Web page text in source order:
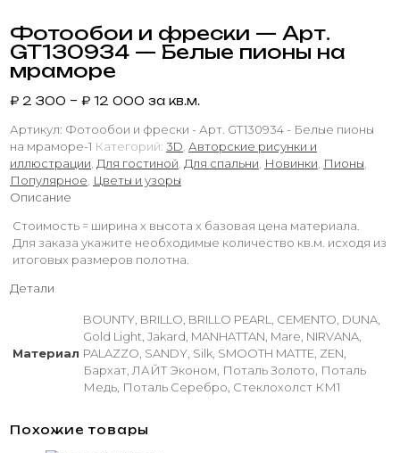
Фотообои и фрески — Арт.
GT130934 — Белые пионы на
мраморе
₽ 2 300 – ₽ 12 000 за кв.м.
Артикул: Фотообои и фрески - Арт. GT130934 - Белые пионы
на мраморе-1 Категорий: 3D, Авторские рисунки и
иллюстрации, Для гостиной, Для спальни, Новинки, Пионы,
Популярное, Цветы и узоры
Описание
Стоимость = ширина х высота х базовая цена материала.
Для заказа укажите необходимые количество кв.м. исходя из
итоговых размеров полотна.
Детали
Материал
BOUNTY, BRILLO, BRILLO PEARL, CEMENTO, DUNA,
Gold Light, Jakard, MANHATTAN, Mare, NIRVANA,
PALAZZO, SANDY, Silk, SMOOTH MATTE, ZEN,
Бархат, ЛАЙТ Эконом, Поталь Золото, Поталь
Медь, Поталь Серебро, Стеклохолст КМ1
Похожие товары